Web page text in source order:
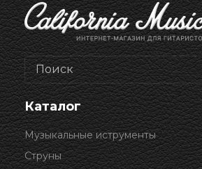
Каталог
Музыкальные иструменты
Струны